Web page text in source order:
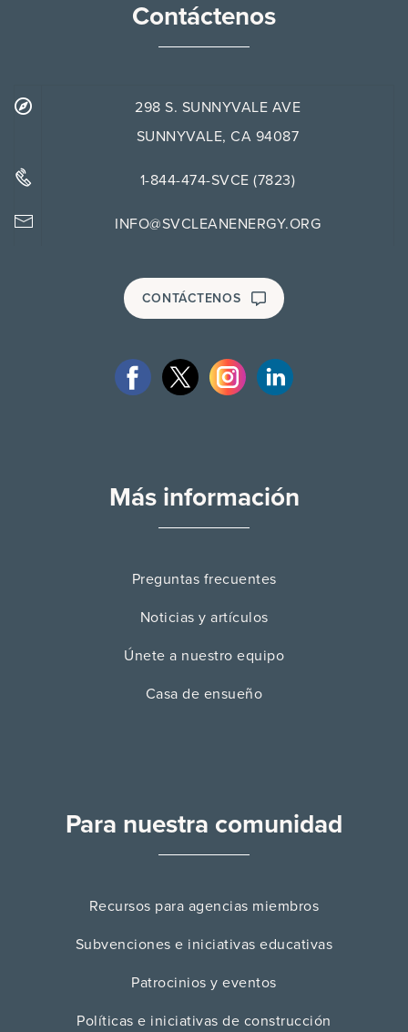
Contáctenos
298 S. SUNNYVALE AVE
SUNNYVALE, CA 94087
1-844-474-SVCE (7823)
INFO@SVCLEANENERGY.ORG
CONTÁCTENOS
Más información
Preguntas frecuentes
Noticias y artículos
Únete a nuestro equipo
Casa de ensueño
Para nuestra comunidad
Recursos para agencias miembros
Subvenciones e iniciativas educativas
Patrocinios y eventos
Políticas e iniciativas de construcción